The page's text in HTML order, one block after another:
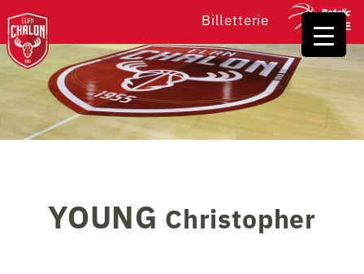
Billetterie
YOUNG Christopher